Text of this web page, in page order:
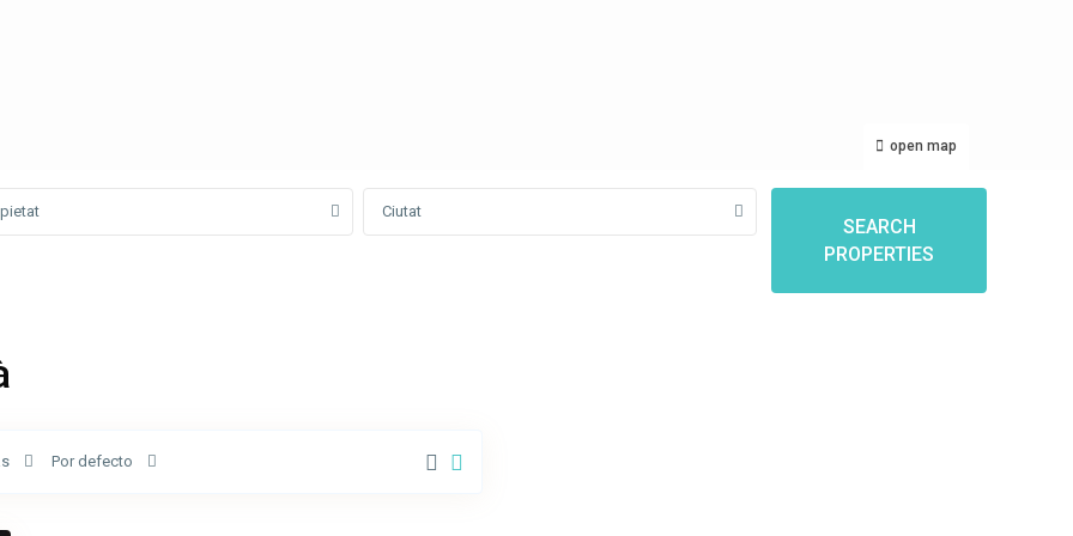
open map
Ciutat
SEARCH
PROPERTIES
Por defecto